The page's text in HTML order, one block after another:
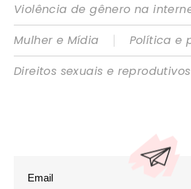
Violência de gênero na
Mulher e Mídia
|
Política e
Direitos sexuais e reprodutivos